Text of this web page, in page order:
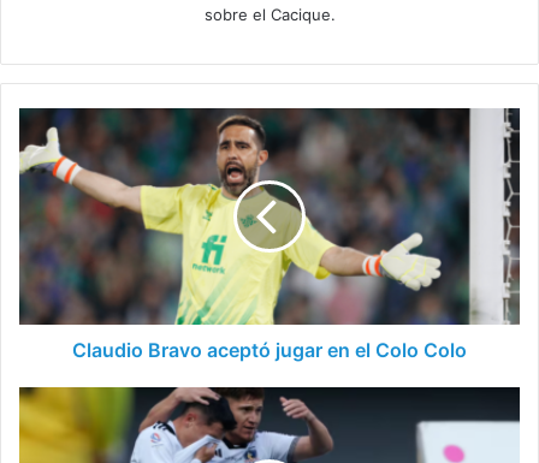
sobre el Cacique.
Bravo
aceptó
jugar
Colo
Colo
Claudio Bravo aceptó jugar en el Colo Colo
Los
partidos